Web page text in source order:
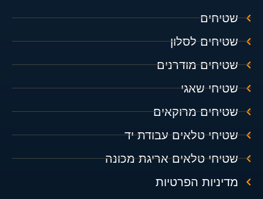
שטיחים
שטיחים לסלון
שטיחים מודרנים
שטיחי שאגי
שטיחים מרוקאים
שטיחי טלאים עבודת יד
שטיחי טלאים אריגת מכונה
מדיניות הפרטיות